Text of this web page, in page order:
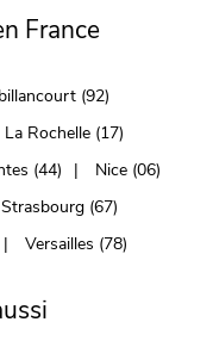
France
(92)
La Rochelle (17)
(44)
Nice (06)
Strasbourg (67)
Versailles (78)